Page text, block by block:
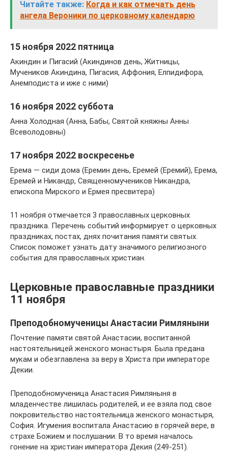
Читайте также: Когда и как отмечать день
ангела Вероники по церковному календарю
15 ноября 2022 пятница
Акиндин и Пигасий (Акиндинов день, Житницы,
Мучеников Акиндина, Пигасия, Аффония, Елпидифора,
Анемподиста и иже с ними)
16 ноября 2022 суббота
Анна Холодная (Анна, Бабы, Святой княжны Анны
Всеволодовны)
17 ноября 2022 воскресенье
Ерема — сиди дома (Еремин день, Еремей (Еремий), Ерема,
Еремей и Никандр, Священномучеников Никандра,
епископа Мирского и Ермея пресвитера)
11 ноября отмечается 3 православных церковных
праздника. Перечень событий информирует о церковных
праздниках, постах, днях почитания памяти святых.
Список поможет узнать дату значимого религиозного
события для православных христиан.
Церковные православные праздники
11 ноября
Преподобномученицы Анастасии Римляныни
Почтение памяти святой Анастасии, воспитанной
настоятельницей женского монастыря. Была предана
мукам и обезглавлена за веру в Христа при императоре
Декии.
Преподобномученица Анастасия Римляныня в
младенчестве лишилась родителей, и ее взяла под свое
покровительство настоятельница женского монастыря,
София. Игумения воспитала Анастасию в горячей вере, в
страхе Божием и послушании. В то время началось
гонение на христиан императора Декия (249-251).